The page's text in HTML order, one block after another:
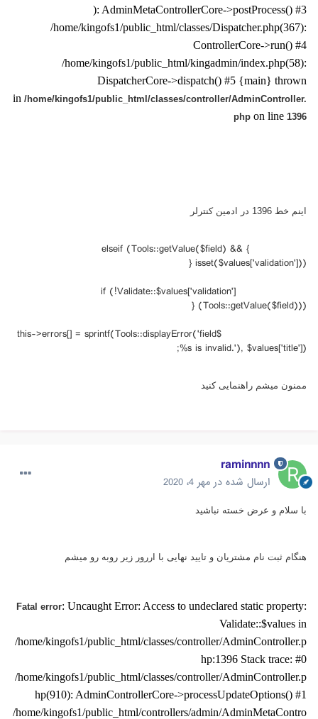
): AdminMetaControllerCore->postProcess() #3
/home/kingofs1/public_html/classes/Dispatcher.php(367):
ControllerCore->run() #4
/home/kingofs1/public_html/kingadmin/index.php(58):
DispatcherCore->dispatch() #5 {main} thrown
in/home/kingofs1/public_html/classes/controller/AdminController.
phpon line1396
اینم خط 1396 در ادمین کنترلر
} elseif (Tools::getValue($field) &&
isset($values['validation'])) {
if (!Validate::$values['validation']
(Tools::getValue($field))) {
$this->errors[] = sprintf(Tools::displayError('field
%s is invalid.'), $values['title']);
ممنون میشم راهنمایی کنید
raminnnn
ارسال شده در مهر 4، 2020
با سلام و عرض خسته نباشید
هنگام ثبت نام مشتریان و تایید نهایی با اررور زیر روبه رو میشم
Fatal error : Uncaught Error: Access to undeclared static property:
Validate::$values in
/home/kingofs1/public_html/classes/controller/AdminController.p
hp:1396 Stack trace: #0
/home/kingofs1/public_html/classes/controller/AdminController.p
hp(910): AdminControllerCore->processUpdateOptions() #1
/home/kingofs1/public_html/controllers/admin/AdminMetaContro